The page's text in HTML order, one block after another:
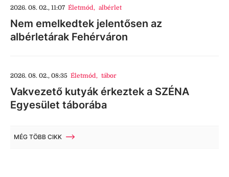
2026. 08. 02., 11:07 Életmód, albérlet
Nem emelkedtek jelentősen az
albérletárak Fehérváron
2026. 08. 02., 08:35 Életmód, tábor
Vakvezető kutyák érkeztek a SZÉNA
Egyesület táborába
MÉG TÖBB CIKK